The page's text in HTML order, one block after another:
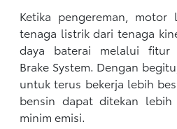
Ketika pengereman, motor
tenaga listrik dari tenaga
daya baterai melalui fitur
Brake System. Dengan
untuk terus bekerja lebih
bensin dapat ditekan
minim emisi.